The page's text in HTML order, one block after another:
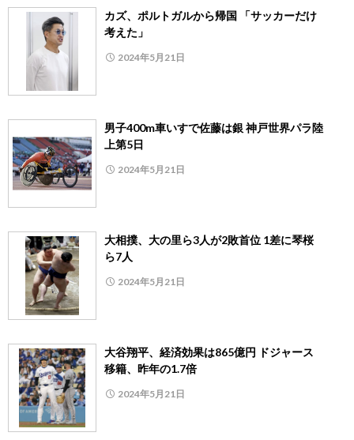
カズ、ポルトガルから帰国 「サッカーだけ
考えた」
2024年5月21日
男子400m車いすで佐藤は銀 神戸世界パラ陸
上第5日
2024年5月21日
大相撲、大の里ら3人が2敗首位 1差に琴桜
ら7人
2024年5月21日
大谷翔平、経済効果は865億円 ドジャース
移籍、昨年の1.7倍
2024年5月21日